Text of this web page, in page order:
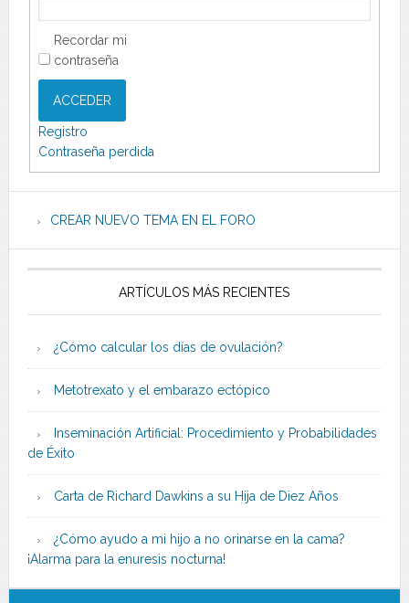
Recordar mi
contraseña
ACCEDER
Registro
Contraseña perdida
CREAR NUEVO TEMA EN EL FORO
ARTÍCULOS MÁS RECIENTES
¿Cómo calcular los días de ovulación?
Metotrexato y el embarazo ectópico
Inseminación Artificial: Procedimiento y Probabilidades
de Éxito
Carta de Richard Dawkins a su Hija de Diez Años
¿Cómo ayudo a mi hijo a no orinarse en la cama?
¡Alarma para la enuresis nocturna!